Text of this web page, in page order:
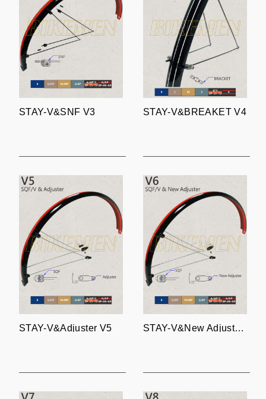
STAY-V&SNF V3 STAY-V&BREAKET V4
STAY-V&Adjuster V5 STAY-V&New Adjuster V6